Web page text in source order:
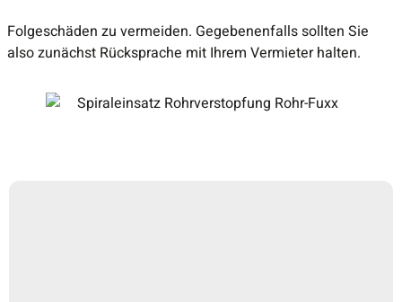
Folgeschäden zu vermeiden. Gegebenenfalls sollten Sie
also zunächst Rücksprache mit Ihrem Vermieter halten.